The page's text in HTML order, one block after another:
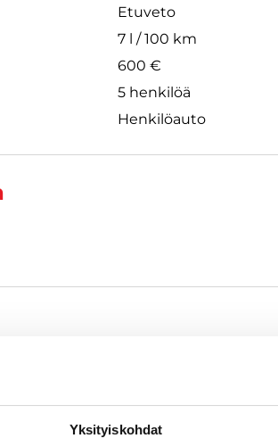
Yksityiskohdat
Etuveto
7 l / 100 km
600 €
5 henkilöä
Henkilöauto